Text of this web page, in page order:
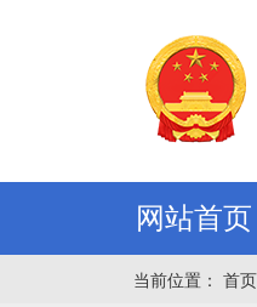
网站首页
当前位置： 首页